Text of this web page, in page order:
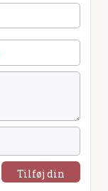
Tilføj din